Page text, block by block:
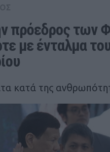
πρόεδρος των
με ένταλμα
κατά της